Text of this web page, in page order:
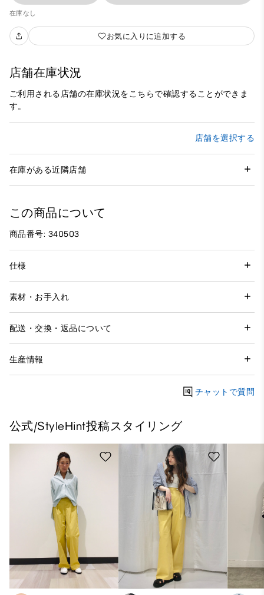
在庫なし
お気に入りに追加する
店舗在庫状況
ご利用される店舗の在庫状況をこちらで確認することができま
す。
店舗を選択する
在庫がある近隣店舗
この商品について
商品番号: 340503
仕様
素材・お手入れ
配送・交換・返品について
生産情報
チャットで質問
公式/StyleHint投稿スタイリング